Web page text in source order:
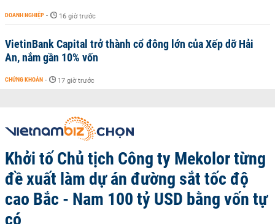
DOANH NGHIỆP - 16 giờ trước
VietinBank Capital trở thành cổ đông lớn của Xếp dỡ Hải
An, nắm gần 10% vốn
CHỨNG KHOÁN - 17 giờ trước
Khởi tố Chủ tịch Công ty Mekolor từng
đề xuất làm dự án đường sắt tốc độ
cao Bắc - Nam 100 tỷ USD bằng vốn tự
có